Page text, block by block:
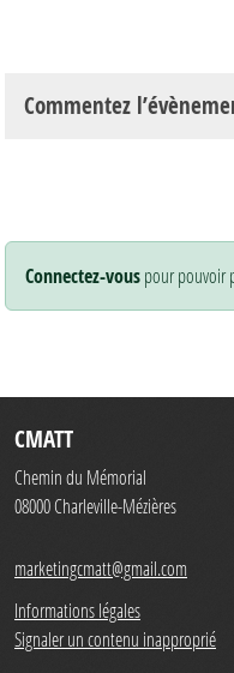
Commentez
Connectez-vouspour pouvoir
CMATT
Chemin du Mémorial
08000Charleville-Mézières
marketingcmatt@gmail.com
Informations légales
Signaler un contenu inapproprié